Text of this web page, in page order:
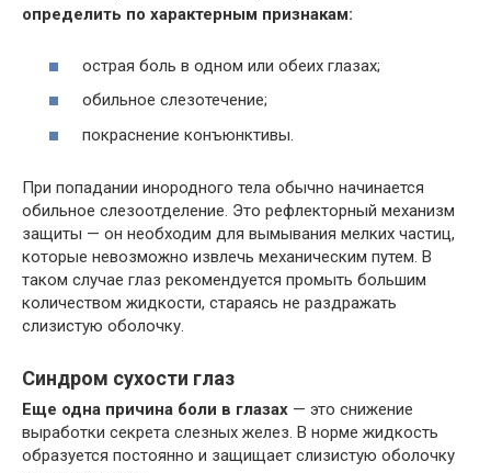
определить по характерным признакам:
острая боль в одном или обеих глазах;
обильное слезотечение;
покраснение конъюнктивы.
При попадании инородного тела обычно начинается
обильное слезоотделение. Это рефлекторный механизм
защиты — он необходим для вымывания мелких частиц,
которые невозможно извлечь механическим путем. В
таком случае глаз рекомендуется промыть большим
количеством жидкости, стараясь не раздражать
слизистую оболочку.
Синдром сухости глаз
Еще одна причина боли в глазах — это снижение
выработки секрета слезных желез. В норме жидкость
образуется постоянно и защищает слизистую оболочку